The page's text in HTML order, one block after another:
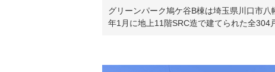
グリーンパーク鳩ケ谷B棟は埼玉県川口市
年1月に地上11階SRC造で建てられた全304